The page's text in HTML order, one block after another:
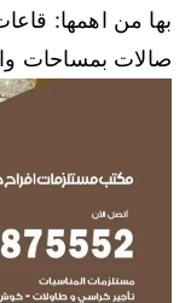
بها من اهمها:
صالات بمساحات